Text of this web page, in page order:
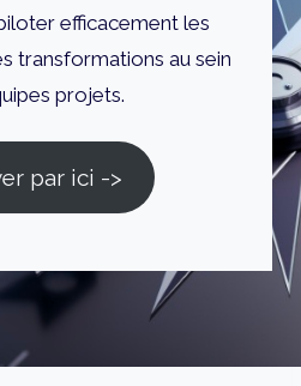
efficacement les
transformations au sein
projets.
par ici ->